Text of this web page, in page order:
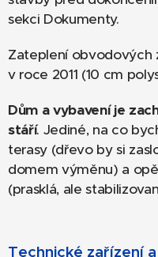
sekci Dokumenty.
Zateplení obvodových
v roce 2011 (10 cm
Dům a vybavení je
stáří. Jediné, na co
terasy (dřevo by si
domem výměnu) a
(prasklá, ale
Technické zařízení